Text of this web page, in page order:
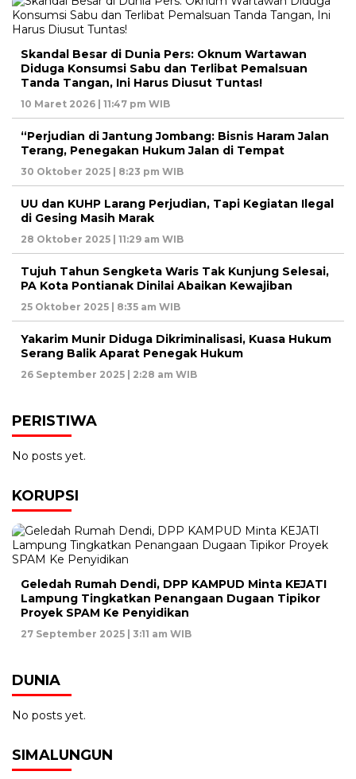
Skandal Besar di Dunia Pers: Oknum Wartawan
Diduga Konsumsi Sabu dan Terlibat Pemalsuan
Tanda Tangan, Ini Harus Diusut Tuntas!
10 Maret 2026 | 11:47 pm WIB
“Perjudian di Jantung Jombang: Bisnis Haram Jalan
Terang, Penegakan Hukum Jalan di Tempat
30 Oktober 2025 | 8:23 pm WIB
UU dan KUHP Larang Perjudian, Tapi Kegiatan Ilegal
di Gesing Masih Marak
28 Oktober 2025 | 11:29 am WIB
Tujuh Tahun Sengketa Waris Tak Kunjung Selesai,
PA Kota Pontianak Dinilai Abaikan Kewajiban
25 Oktober 2025 | 8:35 am WIB
Yakarim Munir Diduga Dikriminalisasi, Kuasa Hukum
Serang Balik Aparat Penegak Hukum
26 September 2025 | 2:28 am WIB
PERISTIWA
No posts yet.
KORUPSI
Geledah Rumah Dendi, DPP KAMPUD Minta KEJATI
Lampung Tingkatkan Penangaan Dugaan Tipikor
Proyek SPAM Ke Penyidikan
27 September 2025 | 3:11 am WIB
DUNIA
No posts yet.
SIMALUNGUN